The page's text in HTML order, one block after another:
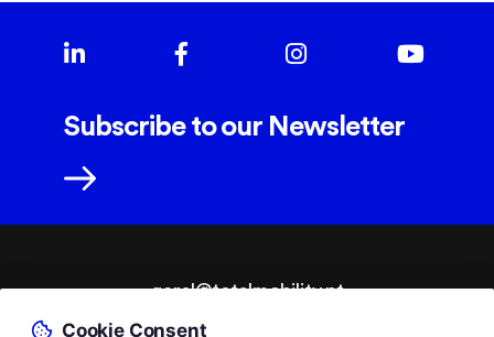
Subscribe to our Newsletter
geral@totalmobility.pt
Cookie Consent